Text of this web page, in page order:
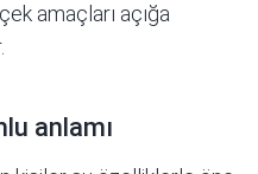
amaçları açığa
anlamı